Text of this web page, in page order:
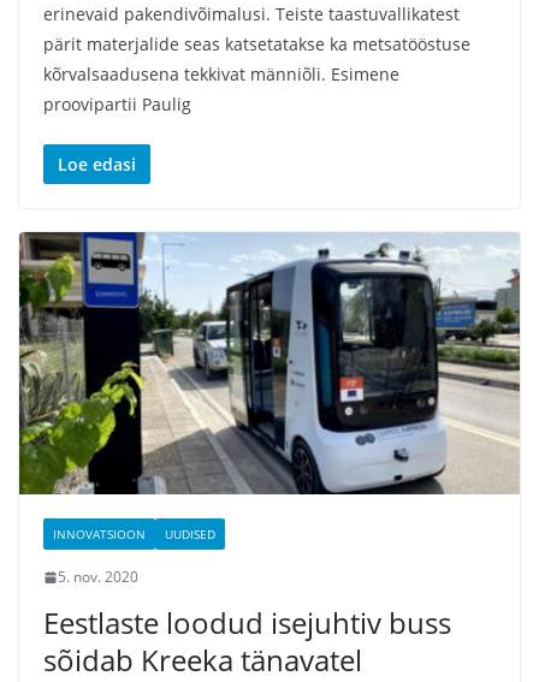
erinevaid pakendivõimalusi. Teiste taastuvallikatest
pärit materjalide seas katsetatakse ka metsatööstuse
kõrvalsaadusena tekkivat männiõli. Esimene
proovipartii Paulig
Loe edasi
INNOVATSIOON UUDISED
5. nov. 2020
Eestlaste loodud isejuhtiv buss
sõidab Kreeka tänavatel